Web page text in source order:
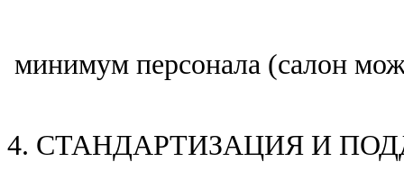
минимум персонала (салон
4. СТАНДАРТИЗАЦИЯ И